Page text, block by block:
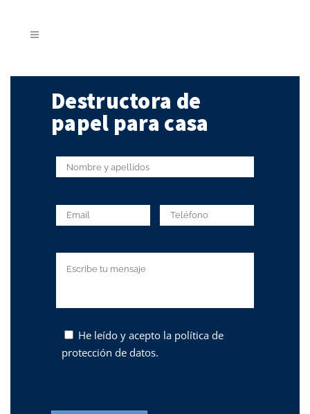
Destructora de
papel para casa
He leído y acepto la política de
protección de datos.